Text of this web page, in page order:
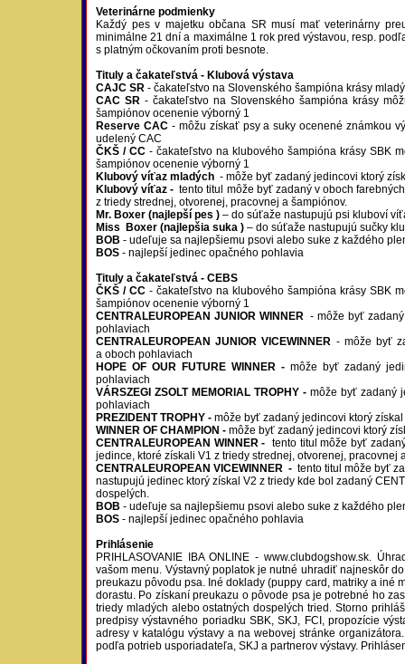
Veterinárne podmienky
Každý pes v majetku občana SR musí mať veterinárny
minimálne 21 dní a maximálne 1 rok pred výstavou, resp.
s platným očkovaním proti besnote.
Tituly a čakateľstvá - Klubová výstava
CAJC SR - čakateľstvo na Slovenského šampióna krásy
CAC SR - čakateľstvo na Slovenského šampióna krásy
šampiónov ocenenie výborný 1
Reserve CAC- môžu získať psy a suky ocenené známkou
udelený CAC
ČKŠ / CC - čakateľstvo na klubového šampióna krásy SBK
šampiónov ocenenie výborný 1
Klubový víťaz mladých - môže byť zadaný jedincovi ktorý
Klubový víťaz - tento titul môže byť zadaný v oboch
z triedy strednej, otvorenej, pracovnej a šampiónov.
Mr. Boxer (najlepší pes ) – do súťaže nastupujú psi kluboví
Miss Boxer (najlepšia suka ) – do súťaže nastupujú sučky
BOB - udeľuje sa najlepšiemu psovi alebo suke z každého
BOS - najlepší jedinec opačného pohlavia
Tituly a čakateľstvá - CEBS
ČKŠ / CC - čakateľstvo na klubového šampióna krásy SBK
šampiónov ocenenie výborný 1
CENTRALEUROPEAN JUNIOR WINNER - môže byť
pohlaviach
CENTRALEUROPEAN JUNIOR VICEWINNER - môže byť
a oboch pohlaviach
HOPE OF OUR FUTURE WINNER - môže byť zadaný
pohlaviach
VÁRSZEGI ZSOLT MEMORIAL TROPHY - môže byť zadaný
pohlaviach
PREZIDENT TROPHY - môže byť zadaný jedincovi ktorý
WINNER OF CHAMPION - môže byť zadaný jedincovi ktorý
CENTRALEUROPEAN WINNER - tento titul môže byť
jedince, ktoré získali V1 z triedy strednej, otvorenej, pracovnej
CENTRALEUROPEAN VICEWINNER - tento titul môže byť
nastupujú jedinec ktorý získal V2 z triedy kde bol zadaný
dospelých.
BOB - udeľuje sa najlepšiemu psovi alebo suke z každého
BOS - najlepší jedinec opačného pohlavia
Prihlásenie
PRIHLASOVANIE IBA ONLINE - www.clubdogshow.sk.
vašom menu. Výstavný poplatok je nutné uhradiť najneskôr
preukazu pôvodu psa. Iné doklady (puppy card, matriky a iné
dorastu. Po získaní preukazu o pôvode psa je potrebné ho
triedy mladých alebo ostatných dospelých tried. Storno
predpisy výstavného poriadku SBK, SKJ, FCI, propozície
adresy v katalógu výstavy a na webovej stránke
podľa potrieb usporiadateľa, SKJ a partnerov výstavy.